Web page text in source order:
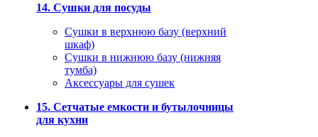
14. Сушки для посуды
Сушки в верхнюю базу (верхний
шкаф)
Сушки в нижнюю базу (нижняя
тумба)
Аксессуары для сушек
15. Сетчатые емкости и бутылочницы
для кухни